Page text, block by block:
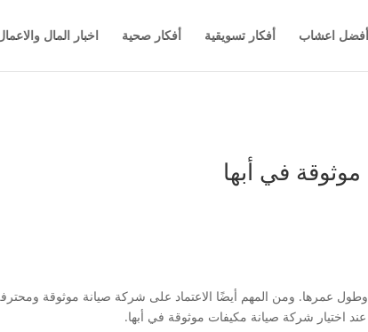
أفضل اعشاب أفكار تسويقية أفكار صحية اخبار المال
في أبها
وطول عمرها. ومن المهم أيضًا الاعتماد على شركة صيانة موثوقة
اختيار شركة صيانة مكيفات موثوقة في أبها.